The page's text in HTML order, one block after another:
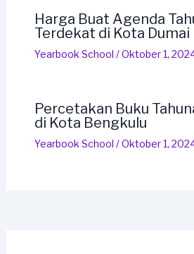
Harga Buat Agenda
Terdekat di Kota Dumai
Yearbook School /Oktober 1,
Percetakan Buku
di Kota Bengkulu
Yearbook School /Oktober 1,